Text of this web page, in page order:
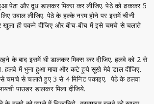
पेठा और दूध डालकर मिक्स कर लीजिए. पेठे को ढककर 5
उबाल लीजिए. पेठे के हल्के नरम होने पर इसमें चीनी
ही पकने दीजिए और बीच-बीच में इसे चमचे से चलाते
के बाद इसमें घी डालकर मिक्स कर दीजिए. हलवे को 2 से
हलवे में भुना हुआ मावा और कटे हुये सूखे मेवे डाल दीजिए.
चमचे से चलाते हुए 3 से 4 मिनिट पकाइए. पेठे के हलवा
पाउडर डालकर मिला दीजिये.